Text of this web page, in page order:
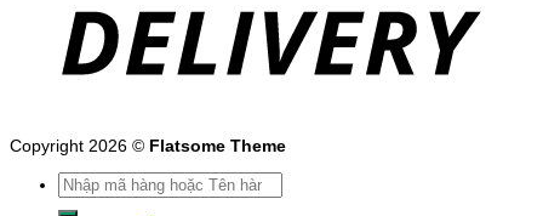
Copyright 2026 © Flatsome Theme
Tìm
kiếm: